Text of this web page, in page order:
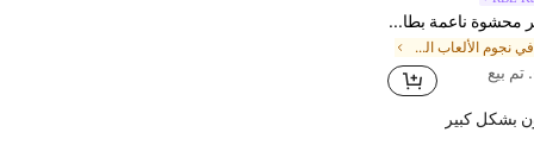
وسادة حورية بحر محشوة ناعمة بطابع حكاية خيالية لطيفة 45 سم/60 سم، مثالية لديكور غرفة الأطفال، هدية عيد ميلاد مثالية للأطفال، مناسبة لهدايا وعيد الميلاد وهدايا عيد الحب
في نجوم الألعاب الصاعدة ألعاب الأطفال المحشوة والق
بشكل كبير